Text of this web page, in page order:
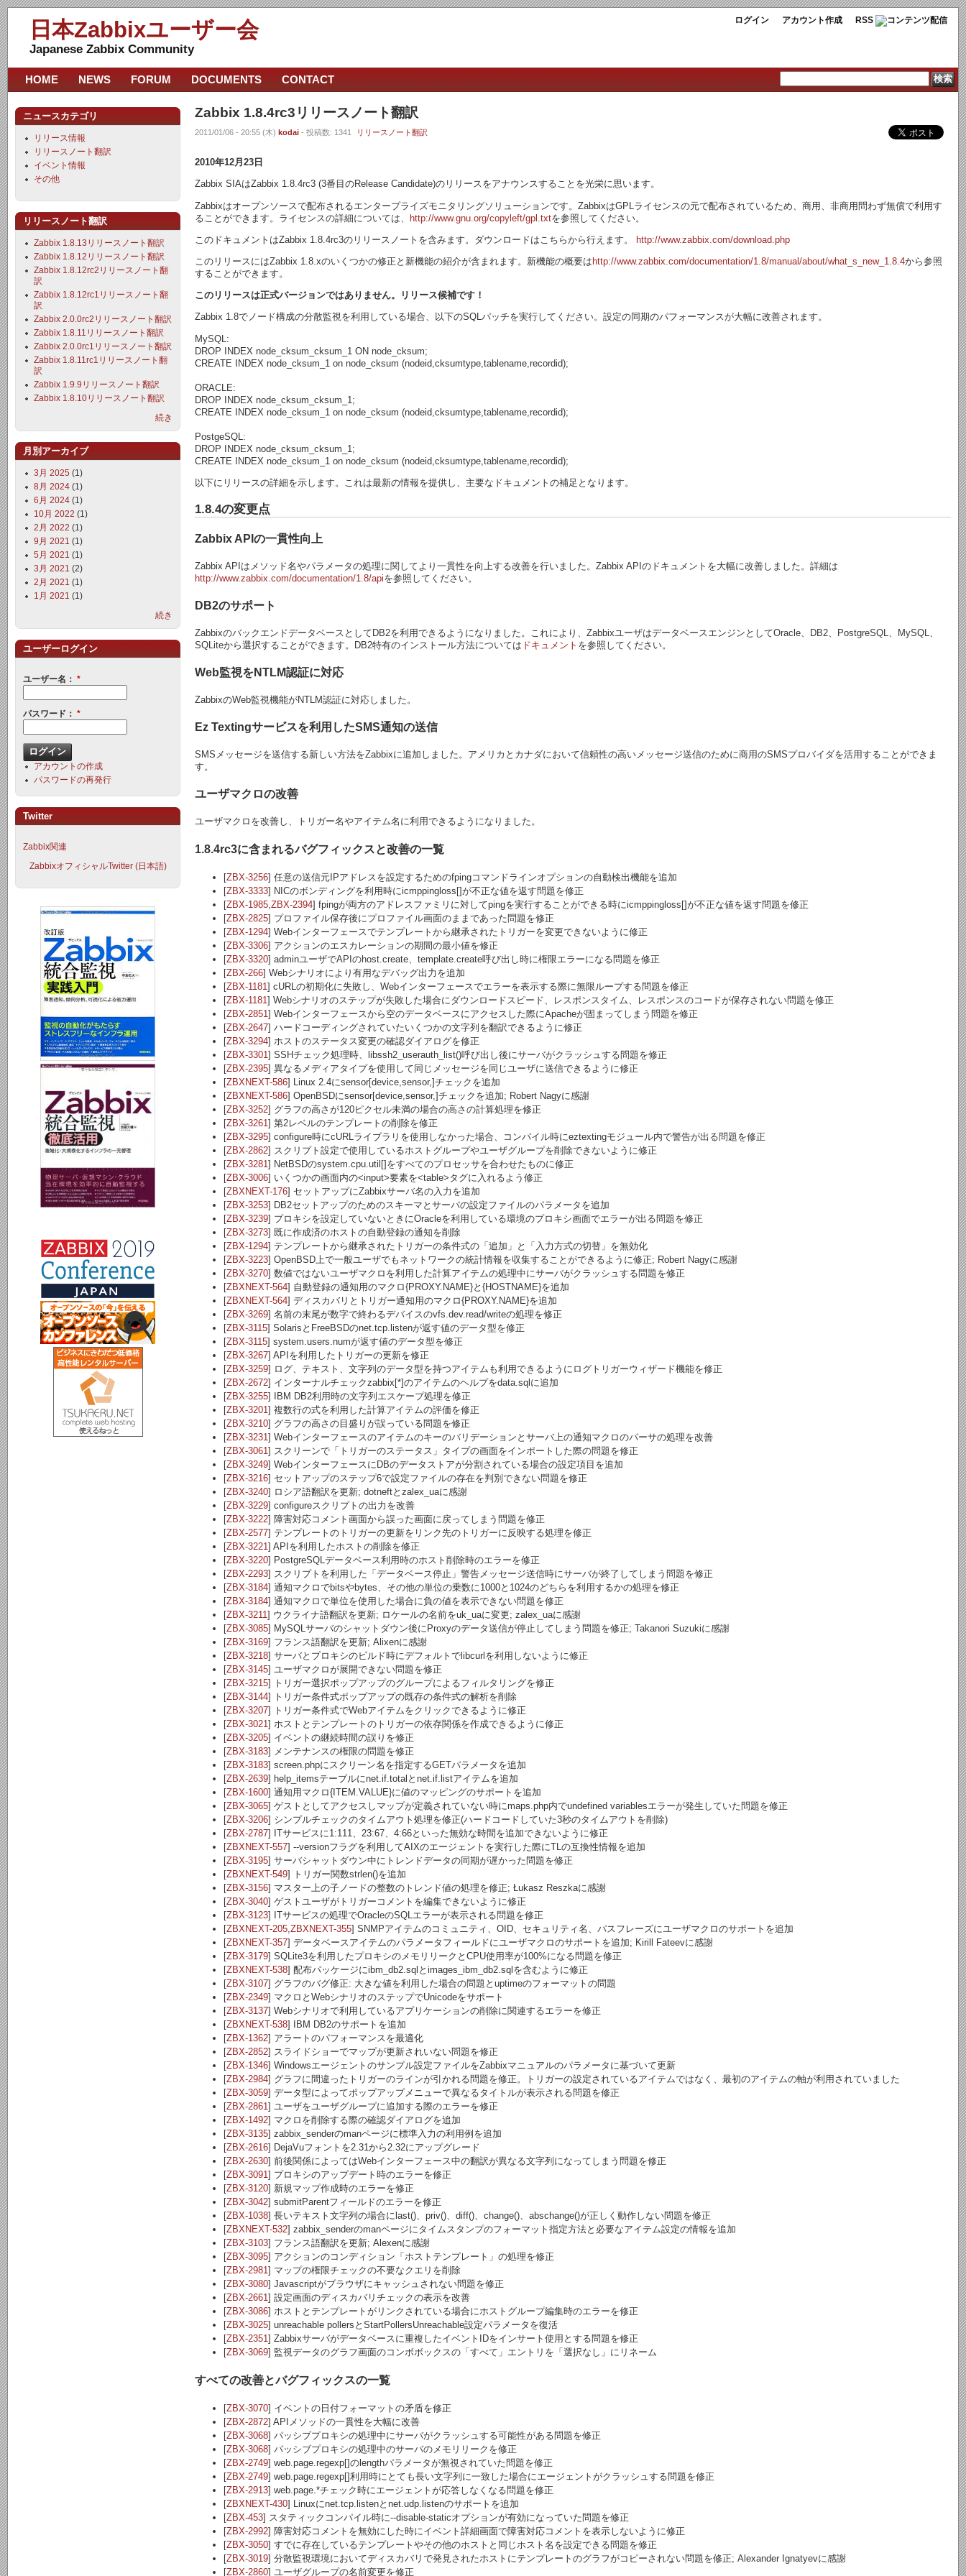
ログイン アカウント作成 RSS
日本Zabbixユーザー会
Japanese Zabbix Community
Zabbix 1.8.4rc3リリースノート翻訳
2011/01/06 - 20:55 (木) kodai - 投稿数: 1341 リリースノート翻訳
2010年12月23日
Zabbix SIAはZabbix 1.8.4rc3 (3番目のRelease Candidate)のリリースをアナウンスすることを光栄に思います。
Zabbixはオープンソースで配布されるエンタープライズモニタリングソリューションです。ZabbixはGPLライセンスの元で配布されているため、商用、非商用問わず無償で利用す
ることができます。ライセンスの詳細については、 http://www.gnu.org/copyleft/gpl.txtを参照してください。
このドキュメントはZabbix 1.8.4rc3のリリースノートを含みます。ダウンロードはこちらから行えます。 http://www.zabbix.com/download.php
このリリースにはZabbix 1.8.xのいくつかの修正と新機能の紹介が含まれます。新機能の概要は http://www.zabbix.com/documentation/1.8/manual/about/what_s_new_1.8.4から参照
することができます。
このリリースは正式バージョンではありません。リリース候補です！
Zabbix 1.8でノード構成の分散監視を利用している場合、以下のSQLパッチを実行してください。設定の同期のパフォーマンスが大幅に改善されます。
MySQL:
DROP INDEX node_cksum_cksum_1 ON node_cksum;
CREATE INDEX node_cksum_1 on node_cksum (nodeid,cksumtype,tablename,recordid);
ORACLE:
DROP INDEX node_cksum_cksum_1;
CREATE INDEX node_cksum_1 on node_cksum (nodeid,cksumtype,tablename,recordid);
PostgeSQL:
DROP INDEX node_cksum_cksum_1;
CREATE INDEX node_cksum_1 on node_cksum (nodeid,cksumtype,tablename,recordid);
以下にリリースの詳細を示します。これは最新の情報を提供し、主要なドキュメントの補足となります。
1.8.4の変更点
Zabbix APIの一貫性向上
Zabbix APIはメソッド名やパラメータの処理に関してより一貫性を向上する改善を行いました。Zabbix APIのドキュメントを大幅に改善しました。詳細は
http://www.zabbix.com/documentation/1.8/apiを参照してください。
DB2のサポート
ZabbixのバックエンドデータベースとしてDB2を利用できるようになりました。これにより、ZabbixユーザはデータベースエンジンとしてOracle、DB2、PostgreSQL、MySQL、
SQLiteから選択することができます。DB2特有のインストール方法については ドキュメント を参照してください。
Web監視をNTLM認証に対応
ZabbixのWeb監視機能がNTLM認証に対応しました。
Ez Textingサービスを利用したSMS通知の送信
SMSメッセージを送信する新しい方法をZabbixに追加しました。アメリカとカナダにおいて信頼性の高いメッセージ送信のために商用のSMSプロバイダを活用することができま
す。
ユーザマクロの改善
ユーザマクロを改善し、トリガー名やアイテム名に利用できるようになりました。
1.8.4rc3に含まれるバグフィックスと改善の一覧
[ZBX-3256] 任意の送信元IPアドレスを設定するためのfpingコマンドラインオプションの自動検出機能を追加
[ZBX-3333] NICのボンディングを利用時にicmppingloss[]が不正な値を返す問題を修正
[ZBX-1985, ZBX-2394] fpingが両方のアドレスファミリに対してpingを実行することができる時にicmppingloss[]が不正な値を返す問題を修正
[ZBX-2825] プロファイル保存後にプロファイル画面のままであった問題を修正
[ZBX-1294] Webインターフェースでテンプレートから継承されたトリガーを変更できないように修正
[ZBX-3306] アクションのエスカレーションの期間の最小値を修正
[ZBX-3320] adminユーザでAPIのhost.create、template.create呼び出し時に権限エラーになる問題を修正
[ZBX-266] Webシナリオにより有用なデバッグ出力を追加
[ZBX-1181] cURLの初期化に失敗し、Webインターフェースでエラーを表示する際に無限ループする問題を修正
[ZBX-1181] Webシナリオのステップが失敗した場合にダウンロードスピード、レスポンスタイム、レスポンスのコードが保存されない問題を修正
[ZBX-2851] Webインターフェースから空のデータベースにアクセスした際にApacheが固まってしまう問題を修正
[ZBX-2647] ハードコーディングされていたいくつかの文字列を翻訳できるように修正
[ZBX-3294] ホストのステータス変更の確認ダイアログを修正
[ZBX-3301] SSHチェック処理時、libssh2_userauth_list()呼び出し後にサーバがクラッシュする問題を修正
[ZBX-2395] 異なるメディアタイプを使用して同じメッセージを同じユーザに送信できるように修正
[ZBXNEXT-586] Linux 2.4にsensor[device,sensor, ]チェックを追加
[ZBXNEXT-586] OpenBSDにsensor[device,sensor, ]チェックを追加; Robert Nagyに感謝
[ZBX-3252] グラフの高さが120ピクセル未満の場合の高さの計算処理を修正
[ZBX-3261] 第2レベルのテンプレートの削除を修正
[ZBX-3295] configure時にcURLライブラリを使用しなかった場合、コンパイル時にeztextingモジュール内で警告が出る問題を修正
[ZBX-2862] スクリプト設定で使用しているホストグループやユーザグループを削除できないように修正
[ZBX-3281] NetBSDのsystem.cpu.util[]をすべてのプロセッサを合わせたものに修正
[ZBX-3006] いくつかの画面内の<input>要素を<table>タグに入れるよう修正
[ZBXNEXT-176] セットアップにZabbixサーバ名の入力を追加
[ZBX-3253] DB2セットアップのためのスキーマとサーバの設定ファイルのパラメータを追加
[ZBX-3239] プロキシを設定していないときにOracleを利用している環境のプロキシ画面でエラーが出る問題を修正
[ZBX-3273] 既に作成済のホストの自動登録の通知を削除
[ZBX-1294] テンプレートから継承されたトリガーの条件式の「追加」と「入力方式の切替」を無効化
[ZBX-3223] OpenBSD上で一般ユーザでもネットワークの統計情報を収集することができるように修正; Robert Nagyに感謝
[ZBX-3270] 数値ではないユーザマクロを利用した計算アイテムの処理中にサーバがクラッシュする問題を修正
[ZBXNEXT-564] 自動登録の通知用のマクロ{PROXY.NAME}と{HOSTNAME}を追加
[ZBXNEXT-564] ディスカバリとトリガー通知用のマクロ{PROXY.NAME}を追加
[ZBX-3269] 名前の末尾が数字で終わるデバイスのvfs.dev.read/writeの処理を修正
[ZBX-3115] SolarisとFreeBSDのnet.tcp.listenが返す値のデータ型を修正
[ZBX-3115] system.users.numが返す値のデータ型を修正
[ZBX-3267] APIを利用したトリガーの更新を修正
[ZBX-3259] ログ、テキスト、文字列のデータ型を持つアイテムも利用できるようにログトリガーウィザード機能を修正
[ZBX-2672] インターナルチェックzabbix[*]のアイテムのヘルプをdata.sqlに追加
[ZBX-3255] IBM DB2利用時の文字列エスケープ処理を修正
[ZBX-3201] 複数行の式を利用した計算アイテムの評価を修正
[ZBX-3210] グラフの高さの目盛りが誤っている問題を修正
[ZBX-3231] Webインターフェースのアイテムのキーのバリデーションとサーバ上の通知マクロのパーサの処理を改善
[ZBX-3061] スクリーンで「トリガーのステータス」タイプの画面をインポートした際の問題を修正
[ZBX-3249] WebインターフェースにDBのデータストアが分割されている場合の設定項目を追加
[ZBX-3216] セットアップのステップ6で設定ファイルの存在を判別できない問題を修正
[ZBX-3240] ロシア語翻訳を更新; dotneftとzalex_uaに感謝
[ZBX-3229] configureスクリプトの出力を改善
[ZBX-3222] 障害対応コメント画面から誤った画面に戻ってしまう問題を修正
[ZBX-2577] テンプレートのトリガーの更新をリンク先のトリガーに反映する処理を修正
[ZBX-3221] APIを利用したホストの削除を修正
[ZBX-3220] PostgreSQLデータベース利用時のホスト削除時のエラーを修正
[ZBX-2293] スクリプトを利用した「データベース停止」警告メッセージ送信時にサーバが終了してしまう問題を修正
[ZBX-3184] 通知マクロでbitsやbytes、その他の単位の乗数に1000と1024のどちらを利用するかの処理を修正
[ZBX-3184] 通知マクロで単位を使用した場合に負の値を表示できない問題を修正
[ZBX-3211] ウクライナ語翻訳を更新; ロケールの名前をuk_uaに変更; zalex_uaに感謝
[ZBX-3085] MySQLサーバのシャットダウン後にProxyのデータ送信が停止してしまう問題を修正; Takanori Suzukiに感謝
[ZBX-3169] フランス語翻訳を更新; Alixenに感謝
[ZBX-3218] サーバとプロキシのビルド時にデフォルトでlibcurlを利用しないように修正
[ZBX-3145] ユーザマクロが展開できない問題を修正
[ZBX-3215] トリガー選択ポップアップのグループによるフィルタリングを修正
[ZBX-3144] トリガー条件式ポップアップの既存の条件式の解析を削除
[ZBX-3207] トリガー条件式でWebアイテムをクリックできるように修正
[ZBX-3021] ホストとテンプレートのトリガーの依存関係を作成できるように修正
[ZBX-3205] イベントの継続時間の誤りを修正
[ZBX-3183] メンテナンスの権限の問題を修正
[ZBX-3183] screen.phpにスクリーン名を指定するGETパラメータを追加
[ZBX-2639] help_itemsテーブルにnet.if.totalとnet.if.listアイテムを追加
[ZBX-1600] 通知用マクロ{ITEM.VALUE}に値のマッピングのサポートを追加
[ZBX-3065] ゲストとしてアクセスしマップが定義されていない時にmaps.php内でundefined variablesエラーが発生していた問題を修正
[ZBX-3206] シンプルチェックのタイムアウト処理を修正(ハードコードしていた3秒のタイムアウトを削除)
[ZBX-2787] ITサービスに1:111、23:67、4:66といった無効な時間を追加できないように修正
[ZBXNEXT-557] --versionフラグを利用してAIXのエージェントを実行した際にTLの互換性情報を追加
[ZBX-3195] サーバシャットダウン中にトレンドデータの同期が遅かった問題を修正
[ZBXNEXT-549] トリガー関数strlen()を追加
[ZBX-3156] マスター上の子ノードの整数のトレンド値の処理を修正; Łukasz Reszkaに感謝
[ZBX-3040] ゲストユーザがトリガーコメントを編集できないように修正
[ZBX-3123] ITサービスの処理でOracleのSQLエラーが表示される問題を修正
[ZBXNEXT-205, ZBXNEXT-355] SNMPアイテムのコミュニティ、OID、セキュリティ名、パスフレーズにユーザマクロのサポートを追加
[ZBXNEXT-357] データベースアイテムのパラメータフィールドにユーザマクロのサポートを追加; Kirill Fateevに感謝
[ZBX-3179] SQLite3を利用したプロキシのメモリリークとCPU使用率が100%になる問題を修正
[ZBXNEXT-538] 配布パッケージにibm_db2.sqlとimages_ibm_db2.sqlを含むように修正
[ZBX-3107] グラフのバグ修正: 大きな値を利用した場合の問題とuptimeのフォーマットの問題
[ZBX-2349] マクロとWebシナリオのステップでUnicodeをサポート
[ZBX-3137] Webシナリオで利用しているアプリケーションの削除に関連するエラーを修正
[ZBXNEXT-538] IBM DB2のサポートを追加
[ZBX-1362] アラートのパフォーマンスを最適化
[ZBX-2852] スライドショーでマップが更新されいない問題を修正
[ZBX-1346] Windowsエージェントのサンプル設定ファイルをZabbixマニュアルのパラメータに基づいて更新
[ZBX-2984] グラフに間違ったトリガーのラインが引かれる問題を修正。トリガーの設定されているアイテムではなく、最初のアイテムの軸が利用されていました
[ZBX-3059] データ型によってポップアップメニューで異なるタイトルが表示される問題を修正
[ZBX-2861] ユーザをユーザグループに追加する際のエラーを修正
[ZBX-1492] マクロを削除する際の確認ダイアログを追加
[ZBX-3135] zabbix_senderのmanページに標準入力の利用例を追加
[ZBX-2616] DejaVuフォントを2.31から2.32にアップグレード
[ZBX-2630] 前後関係によってはWebインターフェース中の翻訳が異なる文字列になってしまう問題を修正
[ZBX-3091] プロキシのアップデート時のエラーを修正
[ZBX-3120] 新規マップ作成時のエラーを修正
[ZBX-3042] submitParentフィールドのエラーを修正
[ZBX-1038] 長いテキスト文字列の場合にlast()、priv()、diff()、change()、abschange()が正しく動作しない問題を修正
[ZBXNEXT-532] zabbix_senderのmanページにタイムスタンプのフォーマット指定方法と必要なアイテム設定の情報を追加
[ZBX-3103] フランス語翻訳を更新; Alexenに感謝
[ZBX-3095] アクションのコンディション「ホストテンプレート」の処理を修正
[ZBX-2981] マップの権限チェックの不要なクエリを削除
[ZBX-3080] Javascriptがブラウザにキャッシュされない問題を修正
[ZBX-2661] 設定画面のディスカバリチェックの表示を改善
[ZBX-3086] ホストとテンプレートがリンクされている場合にホストグループ編集時のエラーを修正
[ZBX-3025] unreachable pollersとStartPollersUnreachable設定パラメータを復活
[ZBX-2351] Zabbixサーバがデータベースに重複したイベントIDをインサート使用とする問題を修正
[ZBX-3069] 監視データのグラフ画面のコンボボックスの「すべて」エントリを「選択なし」にリネーム
すべての改善とバグフィックスの一覧
[ZBX-3070] イベントの日付フォーマットの矛盾を修正
[ZBX-2872] APIメソッドの一貫性を大幅に改善
[ZBX-3068] パッシブプロキシの処理中にサーバがクラッシュする可能性がある問題を修正
[ZBX-3068] パッシブプロキシの処理中のサーバのメモリリークを修正
[ZBX-2749] web.page.regexp[]のlengthパラメータが無視されていた問題を修正
[ZBX-2749] web.page.regexp[]利用時にとても長い文字列に一致した場合にエージェントがクラッシュする問題を修正
[ZBX-2913] web.page.*チェック時にエージェントが応答しなくなる問題を修正
[ZBXNEXT-430] Linuxにnet.tcp.listenとnet.udp.listenのサポートを追加
[ZBX-453] スタティックコンパイル時に--disable-staticオプションが有効になっていた問題を修正
[ZBX-2992] 障害対応コメントを無効にした時にイベント詳細画面で障害対応コメントを表示しないように修正
[ZBX-3050] すでに存在しているテンプレートやその他のホストと同じホスト名を設定できる問題を修正
[ZBX-3019] 分散監視環境においてディスカバリで発見されたホストにテンプレートのグラフがコピーされない問題を修正; Alexander Ignatyevに感謝
[ZBX-2860] ユーザグループの名前変更を修正
HOME NEWS FORUM DOCUMENTS CONTACT
ニュースカテゴリ
リリース情報
リリースノート翻訳
イベント情報
その他
リリースノート翻訳
Zabbix 1.8.13リリースノート翻訳
Zabbix 1.8.12リリースノート翻訳
Zabbix 1.8.12rc2リリースノート翻
訳
Zabbix 1.8.12rc1リリースノート翻
訳
Zabbix 2.0.0rc2リリースノート翻訳
Zabbix 1.8.11リリースノート翻訳
Zabbix 2.0.0rc1リリースノート翻訳
Zabbix 1.8.11rc1リリースノート翻
訳
Zabbix 1.9.9リリースノート翻訳
Zabbix 1.8.10リリースノート翻訳
続き
月別アーカイブ
3月 2025 (1)
8月 2024 (1)
6月 2024 (1)
10月 2022 (1)
2月 2022 (1)
9月 2021 (1)
5月 2021 (1)
3月 2021 (2)
2月 2021 (1)
1月 2021 (1)
続き
ユーザーログイン
ユーザー名： *
パスワード： *
アカウントの作成
パスワードの再発行
Twitter
Zabbix関連
ZabbixオフィシャルTwitter (日本語)